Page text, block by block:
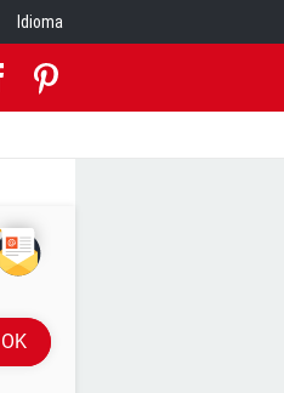
Idioma